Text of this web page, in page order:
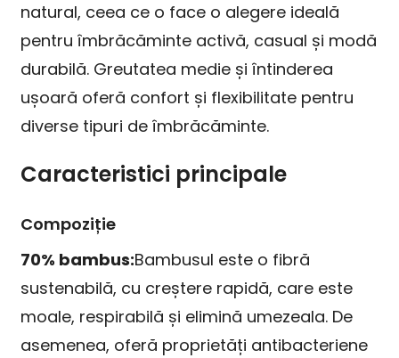
natural, ceea ce o face o alegere ideală
pentru îmbrăcăminte activă, casual și modă
durabilă. Greutatea medie și întinderea
ușoară oferă confort și flexibilitate pentru
diverse tipuri de îmbrăcăminte.
Caracteristici principale
Compoziție
70% bambus:Bambusul este o fibră
sustenabilă, cu creștere rapidă, care este
moale, respirabilă și elimină umezeala. De
asemenea, oferă proprietăți antibacteriene